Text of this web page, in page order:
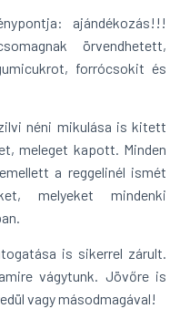
ajándékozás!!!
örvendhetett,
forrócsokit és
néni mikulása is kitett
meleget kapott. Minden
a reggelinél ismét
melyeket mindenki
is sikerrel zárult.
vágytunk. Jövőre is
vagy másodmagával!